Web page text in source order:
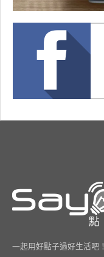
一起用好點子過好生活吧！